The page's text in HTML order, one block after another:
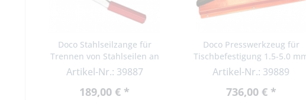
Doco Stahlseilzange für
Trennen von Stahlseilen an
Toranlagen
Artikel-Nr.: 39887
189,00 € *
Doco Presswerkzeug für
Tischbefestigung 1.5-5.0
für Spreizhülsen
Artikel-Nr.: 39889
736,00 € *